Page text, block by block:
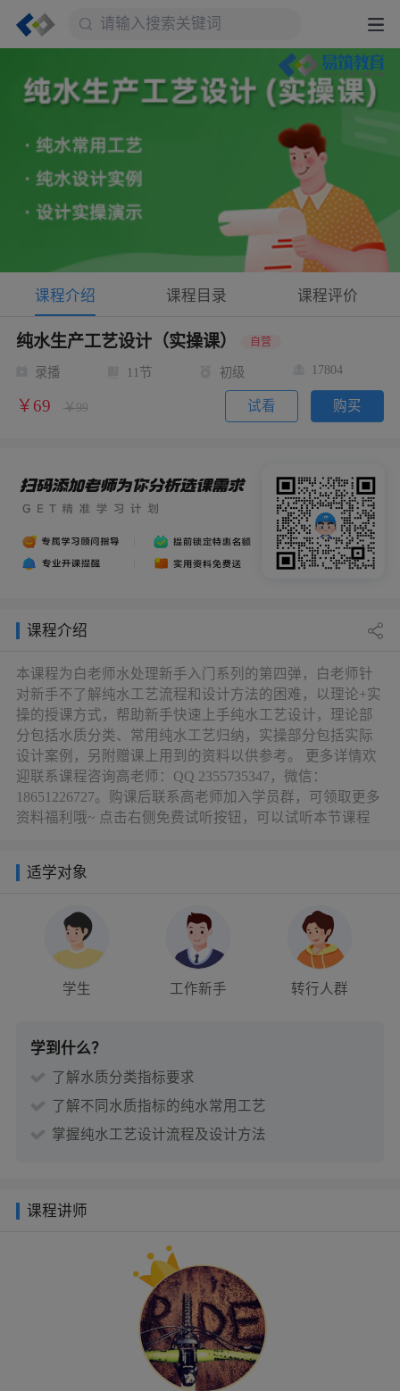
课程介绍 课程目录 课程评价
纯水生产工艺设计（实操课） 自营
录播 11节 初级 17804
￥69 ￥99 购买
试看
课程介绍
本课程为白老师水处理新手入门系列的第四弹，白老师针
对新手不了解纯水工艺流程和设计方法的困难，以理论+实
操的授课方式，帮助新手快速上手纯水工艺设计，理论部
分包括水质分类、常用纯水工艺归纳，实操部分包括实际
设计案例，另附赠课上用到的资料以供参考。 更多详情欢
迎联系课程咨询高老师：QQ 2355735347，微信：
18651226727。购课后联系高老师加入学员群，可领取更多
资料福利哦~ 点击右侧免费试听按钮，可以试听本节课程
适学对象
学生 工作新手 转行人群
学到什么？
了解水质分类指标要求
了解不同水质指标的纯水常用工艺
掌握纯水工艺设计流程及设计方法
课程讲师